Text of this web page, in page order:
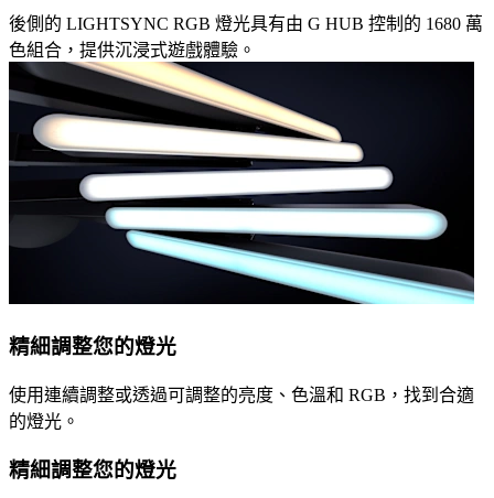
後側的 LIGHTSYNC RGB 燈光具有由 G HUB 控制的 1680 萬
色組合，提供沉浸式遊戲體驗。
精細調整您的燈光
使用連續調整或透過可調整的亮度、色溫和 RGB，找到合適
的燈光。
精細調整您的燈光